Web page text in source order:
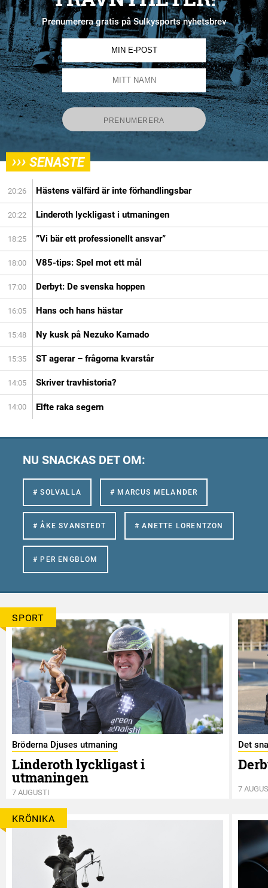
Prenumerera gratis på Sulkysports nyhetsbrev
››› SENASTE
20:26 Hästens välfärd är inte förhandlingsbar
20:22 Linderoth lyckligast i utmaningen
18:25 ”Vi bär ett professionellt ansvar”
18:00 V85-tips: Spel mot ett mål
17:00 Derbyt: De svenska hoppen
16:05 Hans och hans hästar
15:48 Ny kusk på Nezuko Kamado
15:35 ST agerar – frågorna kvarstår
14:05 Skriver travhistoria?
14:00 Elfte raka segern
NU SNACKAS DET OM:
# SOLVALLA # MARCUS MELANDER
# ÅKE SVANSTEDT # ANETTE LORENTZON
# PER ENGBLOM
SPORT
Bröderna Djuses utmaning
Linderoth lyckligast i
utmaningen
7 AUGUSTI
Det
7
KRÖNIKA